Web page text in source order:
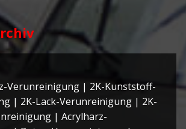
Verunreinigung | 2K-Kunststoff-
| 2K-Lack-Verunreinigung | 2K-
| Acrylharz-